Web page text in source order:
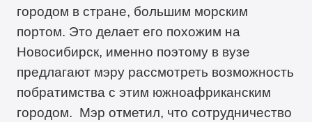
городом в стране, большим морским
портом. Это делает его похожим на
Новосибирск, именно поэтому в вузе
предлагают мэру рассмотреть возможность
побратимства с этим южноафриканским
городом. Мэр отметил, что сотрудничество